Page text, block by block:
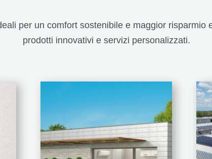
per un comfort sostenibile e maggior risparmio
prodotti innovativi e servizi personalizzati.